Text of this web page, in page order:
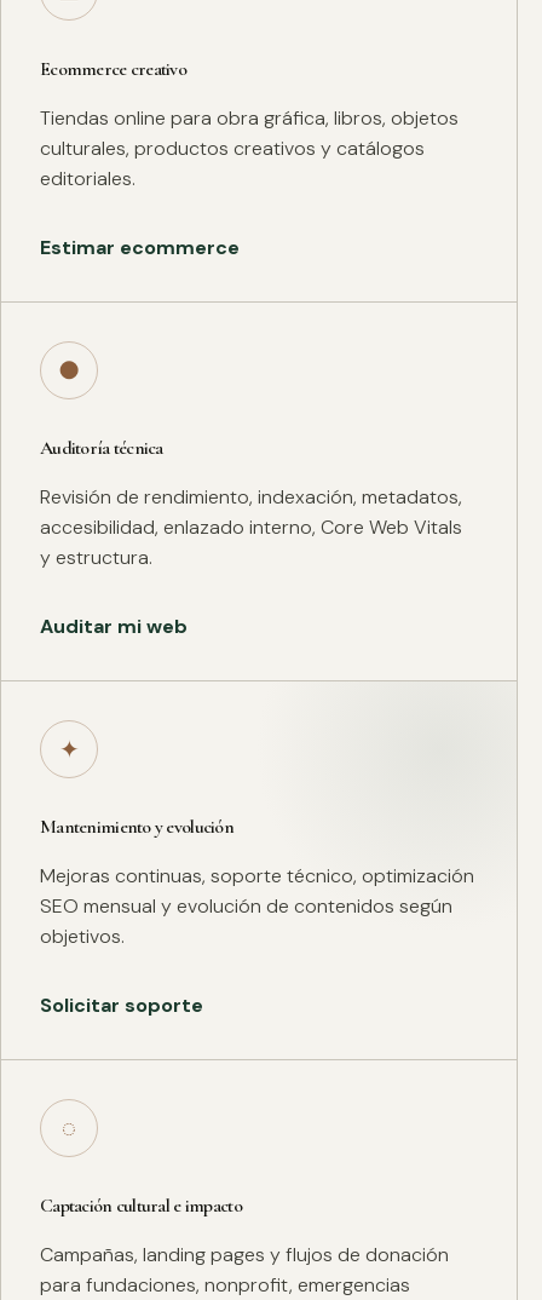
Ecommerce creativo
Tiendas online para obra gráfica, libros, objetos
culturales, productos creativos y catálogos
editoriales.
Estimar ecommerce
●
Auditoría técnica
Revisión de rendimiento, indexación, metadatos,
accesibilidad, enlazado interno, Core Web Vitals
y estructura.
Auditar mi web
✦
Mantenimiento y evolución
Mejoras continuas, soporte técnico, optimización
SEO mensual y evolución de contenidos según
objetivos.
Solicitar soporte
◌
Captación cultural e impacto
Campañas, landing pages y flujos de donación
para fundaciones, nonprofit, emergencias